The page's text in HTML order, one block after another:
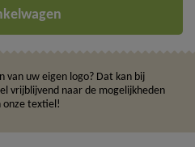
uw eigen logo? Dat kan bij
vrijblijvend naar de mogelijkheden
onze textiel!